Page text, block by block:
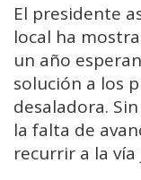
El presidente
local ha
un año
solución a los
desaladora.
la falta de
recurrir a la vía